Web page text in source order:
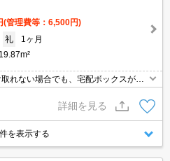
(管理費等：6,500円)
礼
1ヶ月
19.87m²
れない場合でも、宅配ボックスがあ
なくて済む、浴室乾燥機がありま
ペースを自分の目的に合わせて有効
詳細を見る
を表示する